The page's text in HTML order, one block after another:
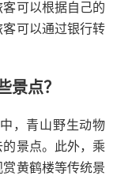
可以根据自己的
可以通过银行转
景点？
，青山野生动物
景点。此外，乘
黄鹤楼等传统景